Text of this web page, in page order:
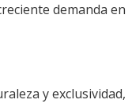
demanda en
y exclusividad,